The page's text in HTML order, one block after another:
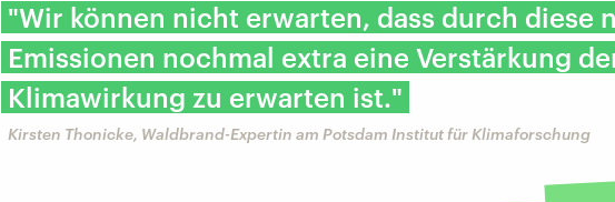
"Wir können nicht erwarten, dass durch diese
Emissionen nochmal extra eine Verstärkung
Klimawirkung zu erwarten ist."
Kirsten Thonicke, Waldbrand-Expertin am Potsdam Institut für Klimaforschung